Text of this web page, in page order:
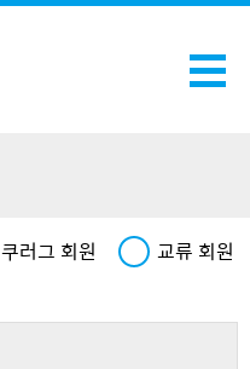
쿠러그 회원 교류 회원